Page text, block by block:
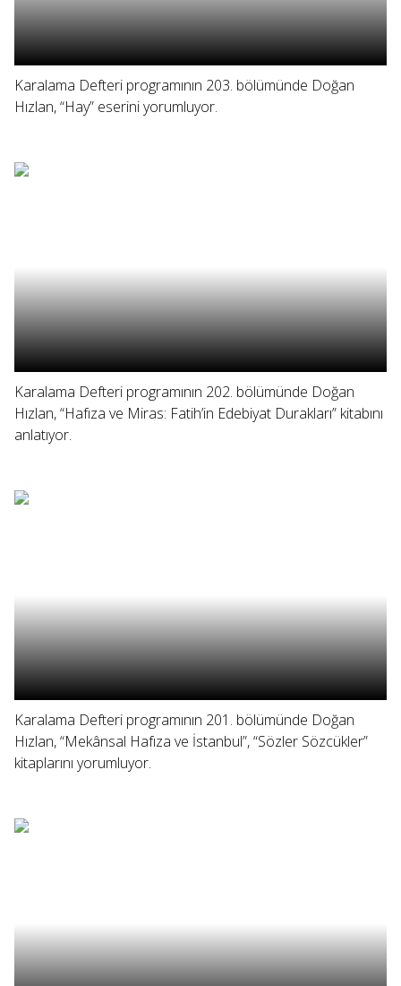
Karalama Defteri programının 203. bölümünde Doğan
Hızlan, “Hay” eserini yorumluyor.
Karalama Defteri programının 202. bölümünde Doğan
Hızlan, “Hafıza ve Miras: Fatih’in Edebiyat Durakları” kitabını
anlatıyor.
Karalama Defteri programının 201. bölümünde Doğan
Hızlan, “Mekânsal Hafıza ve İstanbul”, “Sözler Sözcükler”
kitaplarını yorumluyor.